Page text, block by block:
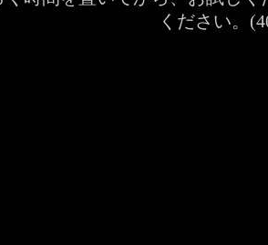
ください。